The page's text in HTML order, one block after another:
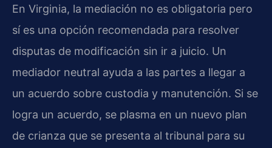
En Virginia, la mediación no es obligatoria pero
sí es una opción recomendada para resolver
disputas de modificación sin ir a juicio. Un
mediador neutral ayuda a las partes a llegar a
un acuerdo sobre custodia y manutención. Si se
logra un acuerdo, se plasma en un nuevo plan
de crianza que se presenta al tribunal para su